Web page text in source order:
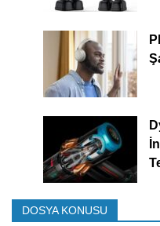
DOSYA KONUSU